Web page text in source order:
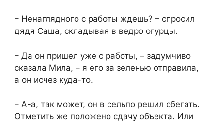
– Ненаглядного с работы ждешь? – спросил
дядя Саша, складывая в ведро огурцы.
– Да он пришел уже с работы, – задумчиво
сказала Мила, – я его за зеленью отправила,
а он исчез куда-то.
– А-а, так может, он в сельпо решил сбегать.
Отметить же положено сдачу объекта. Или